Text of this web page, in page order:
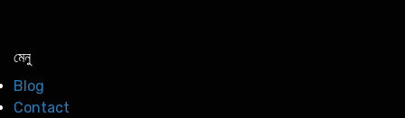
মেনু
Blog
Contact